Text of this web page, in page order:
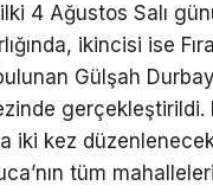
ilki 4 Ağustos Salı
ikincisi ise
Gülşah
gerçekleştirildi.
iki kez
tüm